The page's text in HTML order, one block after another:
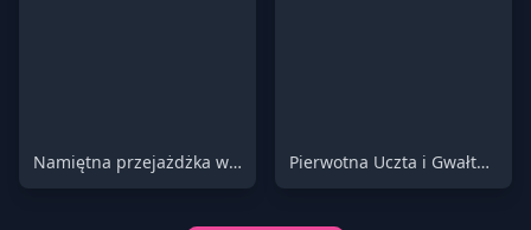
Namiętna przejażdżka wyzwolonej matki Pierwotna Uczta i Gwałtowne Uwolnienie